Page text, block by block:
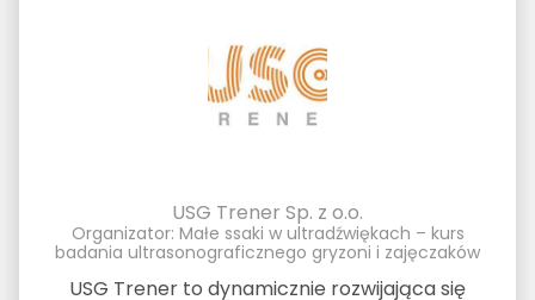
USG Trener Sp. z o.o.
Organizator: Małe ssaki w ultradźwiękach – kurs
badania ultrasonograficznego gryzoni i zajęczaków
USG Trener to dynamicznie rozwijająca się